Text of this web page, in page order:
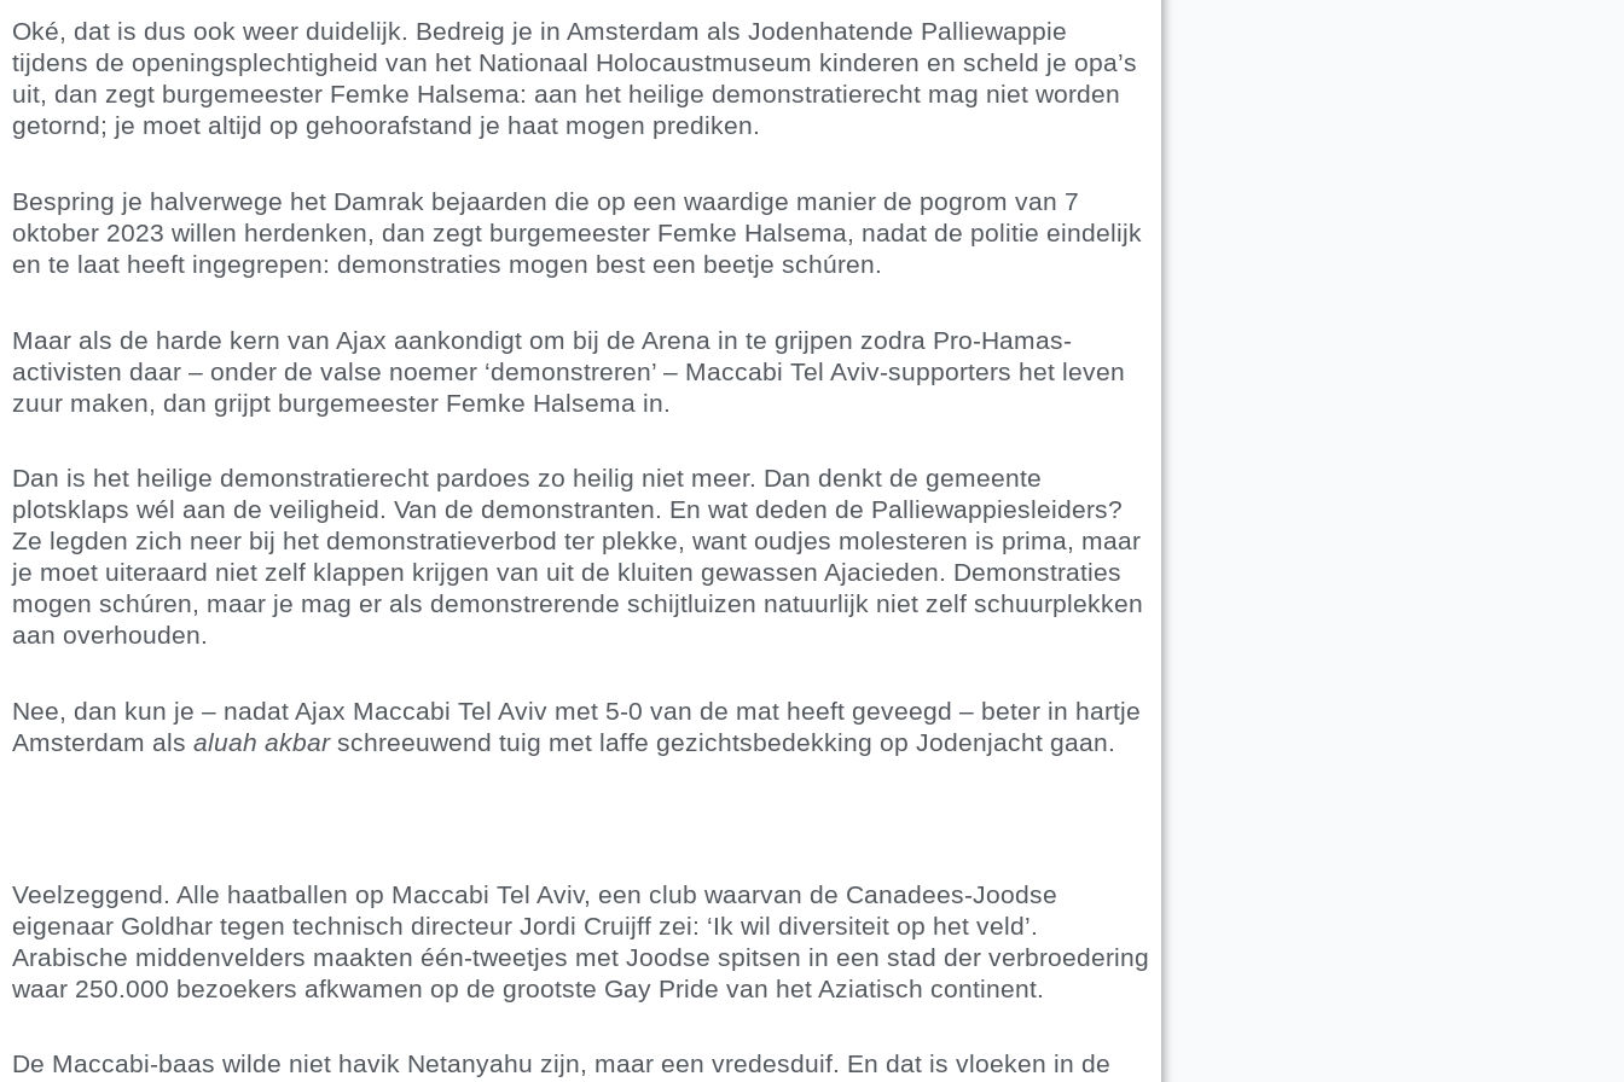
Oké, dat is dus ook weer duidelijk. Bedreig je in Amsterdam als Jodenhatende Palliewappie
tijdens de openingsplechtigheid van het Nationaal Holocaustmuseum kinderen en scheld je opa’s
uit, dan zegt burgemeester Femke Halsema: aan het heilige demonstratierecht mag niet worden
getornd; je moet altijd op gehoorafstand je haat mogen prediken.
Bespring je halverwege het Damrak bejaarden die op een waardige manier de pogrom van 7
oktober 2023 willen herdenken, dan zegt burgemeester Femke Halsema, nadat de politie eindelijk
en te laat heeft ingegrepen: demonstraties mogen best een beetje schúren.
Maar als de harde kern van Ajax aankondigt om bij de Arena in te grijpen zodra Pro-Hamas-
activisten daar – onder de valse noemer ‘demonstreren’ – Maccabi Tel Aviv-supporters het leven
zuur maken, dan grijpt burgemeester Femke Halsema in.
Dan is het heilige demonstratierecht pardoes zo heilig niet meer. Dan denkt de gemeente
plotsklaps wél aan de veiligheid. Van de demonstranten. En wat deden de Palliewappiesleiders?
Ze legden zich neer bij het demonstratieverbod ter plekke, want oudjes molesteren is prima, maar
je moet uiteraard niet zelf klappen krijgen van uit de kluiten gewassen Ajacieden. Demonstraties
mogen schúren, maar je mag er als demonstrerende schijtluizen natuurlijk niet zelf schuurplekken
aan overhouden.
Nee, dan kun je – nadat Ajax Maccabi Tel Aviv met 5-0 van de mat heeft geveegd – beter in hartje
Amsterdam als aluah akbar schreeuwend tuig met laffe gezichtsbedekking op Jodenjacht gaan.
Veelzeggend. Alle haatballen op Maccabi Tel Aviv, een club waarvan de Canadees-Joodse
eigenaar Goldhar tegen technisch directeur Jordi Cruijff zei: ‘Ik wil diversiteit op het veld’.
Arabische middenvelders maakten één-tweetjes met Joodse spitsen in een stad der verbroedering
waar 250.000 bezoekers afkwamen op de grootste Gay Pride van het Aziatisch continent.
De Maccabi-baas wilde niet havik Netanyahu zijn, maar een vredesduif. En dat is vloeken in de